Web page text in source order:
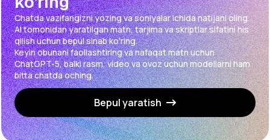
Chatda vazifangizni yozing va soniyalar ichida natijani oling.
AI tomonidan yaratilgan matn, tarjima va skriptlar sifatini his
qilish uchun bepul sinab ko'ring.
Keyin obunani faollashtiring va nafaqat matn uchun
ChatGPT-5, balki rasm, video va ovoz uchun modellarni ham
bitta chatda oching.
Bepul yaratish